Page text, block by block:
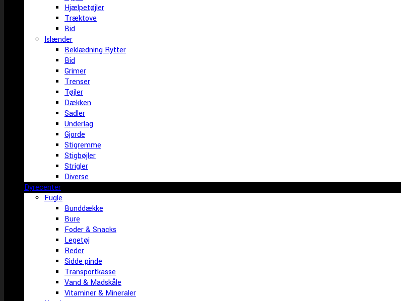
Hjælpetøjler
Træktove
Bid
Islænder
Beklædning Rytter
Bid
Grimer
Trenser
Tøjler
Dækken
Sadler
Underlag
Gjorde
Stigremme
Stigbøjler
Strigler
Diverse
Dyrecenter
Fugle
Bunddække
Bure
Foder & Snacks
Legetøj
Reder
Sidde pinde
Transportkasse
Vand & Madskåle
Vitaminer & Mineraler